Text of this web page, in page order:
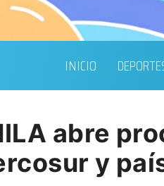
INICIO
abre
y